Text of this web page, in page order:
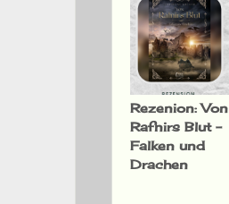
Rezenion: Von
Rafnirs Blut –
Falken und
Drachen